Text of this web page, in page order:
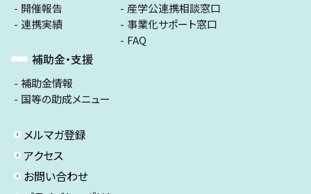
開催報告
連携実績
補助金・支援
補助金情報
国等の助成メニュー
産学公連携相談窓口
事業化サポート窓口
FAQ
メルマガ登録
アクセス
お問い合わせ